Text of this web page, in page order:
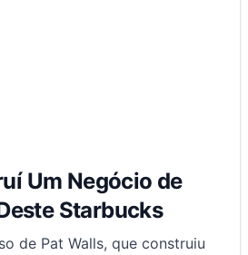
Um Negócio de
Starbucks
de Pat Walls, que construiu